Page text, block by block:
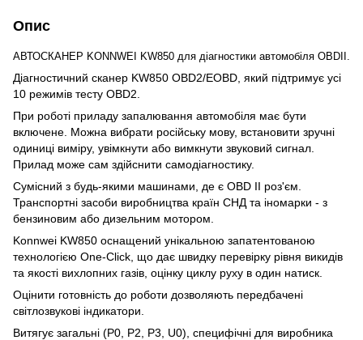
Опис
АВТОСКАНЕР KONNWEI KW850 для діагностики автомобіля OBDII.
Діагностичний сканер KW850 OBD2/EOBD, який підтримує усі
10 режимів тесту OBD2.
При роботі приладу запалювання автомобіля має бути
включене. Можна вибрати російську мову, встановити зручні
одиниці виміру, увімкнути або вимкнути звуковий сигнал.
Прилад може сам здійснити самодіагностику.
Сумісний з будь-якими машинами, де є OBD II роз'єм.
Транспортні засоби виробництва країн СНД та іномарки - з
бензиновим або дизельним мотором.
Konnwei KW850 оснащений унікальною запатентованою
технологією One-Click, що дає швидку перевірку рівня викидів
та якості вихлопних газів, оцінку циклу руху в один натиск.
Оцінити готовність до роботи дозволяють передбачені
світлозвукові індикатори.
Витягує загальні (P0, P2, P3, U0), специфічні для виробника